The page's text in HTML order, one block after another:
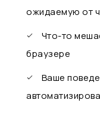
ожидаемую от
Что-то
браузере
Ваше